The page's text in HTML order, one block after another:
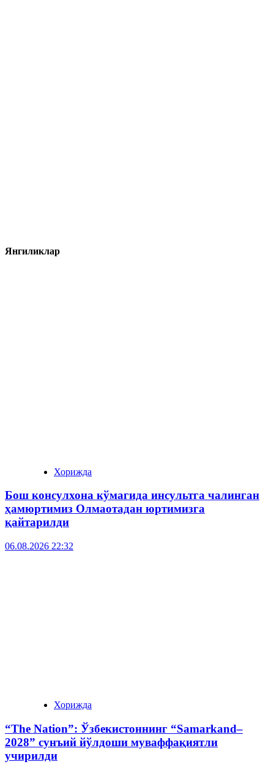
Янгиликлар
Хорижда
Бош консулхона кўмагида инсультга чалинган
ҳамюртимиз Олмаотадан юртимизга
қайтарилди
06.08.2026 22:32
Хорижда
“The Nation”: Ўзбекистоннинг “Samarkand–
2028” сунъий йўлдоши муваффақиятли
учирилди